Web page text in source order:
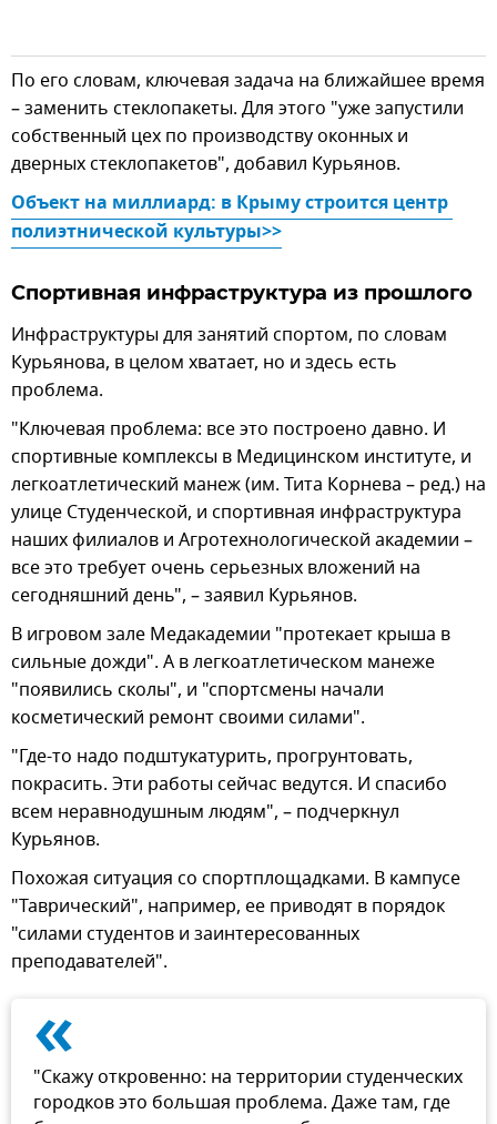
По его словам, ключевая задача на ближайшее время
– заменить стеклопакеты. Для этого "уже запустили
собственный цех по производству оконных и
дверных стеклопакетов", добавил Курьянов.
Объект на миллиард: в Крыму строится центр
полиэтнической культуры>>
Спортивная инфраструктура из прошлого
Инфраструктуры для занятий спортом, по словам
Курьянова, в целом хватает, но и здесь есть
проблема.
"Ключевая проблема: все это построено давно. И
спортивные комплексы в Медицинском институте, и
легкоатлетический манеж (им. Тита Корнева – ред.) на
улице Студенческой, и спортивная инфраструктура
наших филиалов и Агротехнологической академии –
все это требует очень серьезных вложений на
сегодняшний день", – заявил Курьянов.
В игровом зале Медакадемии "протекает крыша в
сильные дожди". А в легкоатлетическом манеже
"появились сколы", и "спортсмены начали
косметический ремонт своими силами".
"Где-то надо подштукатурить, прогрунтовать,
покрасить. Эти работы сейчас ведутся. И спасибо
всем неравнодушным людям", – подчеркнул
Курьянов.
Похожая ситуация со спортплощадками. В кампусе
"Таврический", например, ее приводят в порядок
"силами студентов и заинтересованных
преподавателей".
«
"Скажу откровенно: на территории студенческих
городков это большая проблема. Даже там, где